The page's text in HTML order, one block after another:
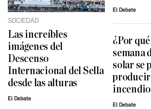
SOCIEDAD
Las increíbles
imágenes del
Descenso
Internacional del Sella
desde las alturas
El Debate
El Debate
¿Por
semana
solar se
producir
El Debate